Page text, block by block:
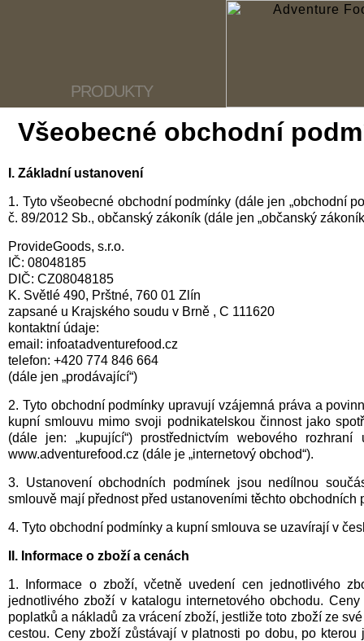
PRODUKTY
Všeobecné obchodní
I. Základní ustanovení
1. Tyto všeobecné obchodní podmínky (dále jen „obchodní
č. 89/2012 Sb., občanský zákoník (dále jen „občanský
ProvideGoods, s.r.o.
IČ: 08048185
DIČ: CZ08048185
K. Světlé 490, Prštné, 760 01 Zlín
zapsané u Krajského soudu v Brně , C 111620
kontaktní údaje:
email: info
adventurefood.cz
telefon: +420 774 846 664
(dále jen „prodávající“)
2. Tyto obchodní podmínky upravují vzájemná práva a
kupní smlouvu mimo svoji podnikatelskou činnost jako
(dále jen: „kupující“) prostřednictvím webového
www.adventurefood.cz (dále je „internetový obchod“).
3. Ustanovení obchodních podmínek jsou nedílnou
smlouvě mají přednost před ustanoveními těchto obchodních
4. Tyto obchodní podmínky a kupní smlouva se uzavírají v
II. Informace o zboží a cenách
1. Informace o zboží, včetně uvedení cen jednotlivého
jednotlivého zboží v katalogu internetového obchodu.
poplatků a nákladů za vrácení zboží, jestliže toto zboží ze
cestou. Ceny zboží zůstávají v platnosti po dobu, po kterou